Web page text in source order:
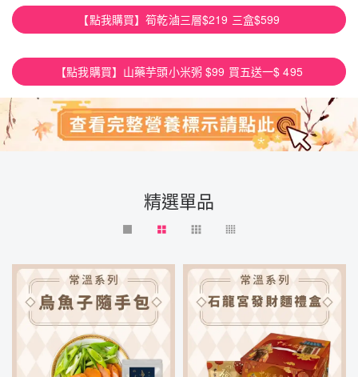
【點我購買】筍乾滷三層$219 三盒$599
【點我購買】山藥芋頭小米粥 $99 買五送一$ 495
精選單品